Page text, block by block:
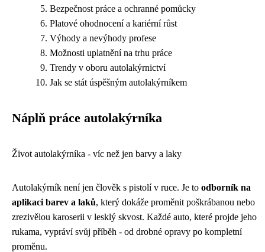
Bezpečnost práce a ochranné pomůcky
Platové ohodnocení a kariérní růst
Výhody a nevýhody profese
Možnosti uplatnění na trhu práce
Trendy v oboru autolakýrnictví
Jak se stát úspěšným autolakýrníkem
Náplň práce autolakýrníka
Život autolakýrníka - víc než jen barvy a laky
Autolakýrník není jen člověk s pistolí v ruce. Je to odborník na
aplikaci barev a laků, který dokáže proměnit poškrábanou nebo
zrezivělou karoserii v lesklý skvost. Každé auto, které projde jeho
rukama, vypráví svůj příběh - od drobné opravy po kompletní
proměnu.